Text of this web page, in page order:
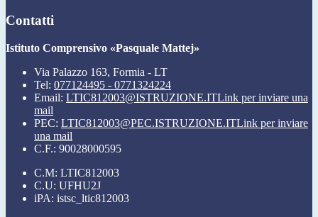
Contatti
Istituto Comprensivo «Pasquale Mattej»
Via Palazzo 163, Formia - LT
Tel: 077124495 - 0771324224
Email: LTIC812003@ISTRUZIONE.ITLink per inviare una
mail
PEC: LTIC812003@PEC.ISTRUZIONE.ITLink per inviare
una mail
C.F.: 90028000595
C.M: LTIC812003
C.U: UFHU2J
iPA: istsc_ltic812003